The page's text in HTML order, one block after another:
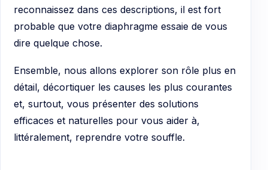
reconnaissez dans ces descriptions, il est fort
probable que votre diaphragme essaie de vous
dire quelque chose.
Ensemble, nous allons explorer son rôle plus en
détail, décortiquer les causes les plus courantes
et, surtout, vous présenter des solutions
efficaces et naturelles pour vous aider à,
littéralement, reprendre votre souffle.